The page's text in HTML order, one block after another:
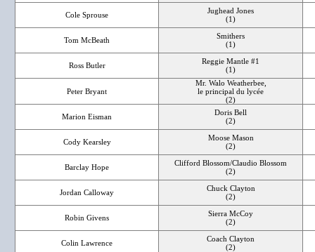
Cole Sprouse
Jughead Jones
(1)
Tom McBeath
Smithers
(1)
Ross Butler
Reggie Mantle #1
(1)
Peter Bryant
Mr. Walo Weatherbee,
le principal du lycée
(2)
Marion Eisman
Doris Bell
(2)
Cody Kearsley
Moose Mason
(2)
Barclay Hope
Clifford Blossom/Claudio Blossom
(2)
Jordan Calloway
Chuck Clayton
(2)
Robin Givens
Sierra McCoy
(2)
Colin Lawrence
Coach Clayton
(2)